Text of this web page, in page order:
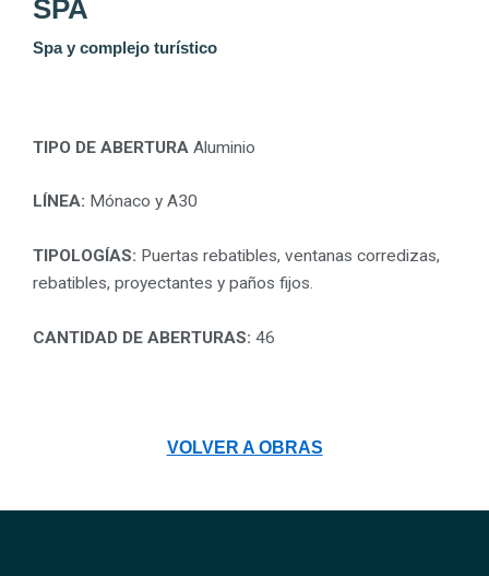
SPA
Spa y complejo turístico
TIPO DE ABERTURA Aluminio
LÍNEA: Mónaco y A30
TIPOLOGÍAS: Puertas rebatibles, ventanas corredizas,
rebatibles, proyectantes y paños fijos.
CANTIDAD DE ABERTURAS: 46
VOLVER A OBRAS